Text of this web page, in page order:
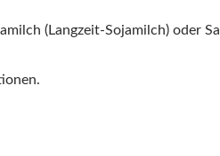
(Langzeit-Sojamilch) oder